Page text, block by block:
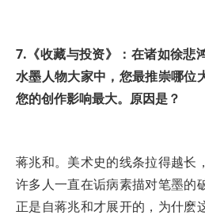
7.《收藏与投资》：在诸如徐悲
水墨人物大家中，您最推崇哪位
您的创作影响最大。原因是？
蒋兆和。美术史的线条拉得越长
许多人一直在诟病素描对笔墨的
正是自蒋兆和才展开的，为什麽